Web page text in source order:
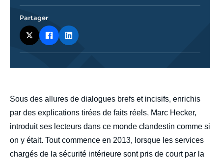
body
Sous des allures de dialogues brefs et incisifs, enrichis
par des explications tirées de faits réels, Marc Hecker,
introduit ses lecteurs dans ce monde clandestin comme si
on y était. Tout commence en 2013, lorsque les services
chargés de la sécurité intérieure sont pris de court par la
Partager